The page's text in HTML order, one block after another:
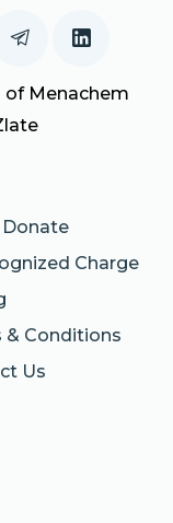
of Menachem
Donate
Charge
& Conditions
Us